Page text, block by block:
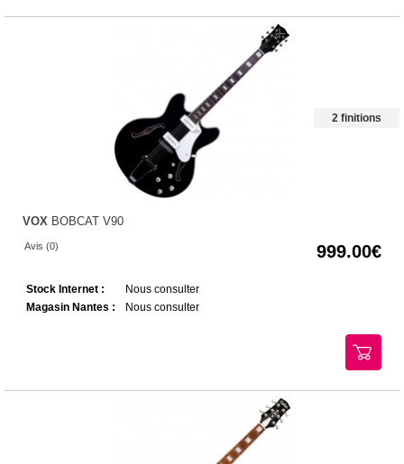
2 finitions
VOX BOBCAT V90
Avis (0) 999.00
Stock Internet :
Nous consulter
Magasin Nantes :
Nous consulter